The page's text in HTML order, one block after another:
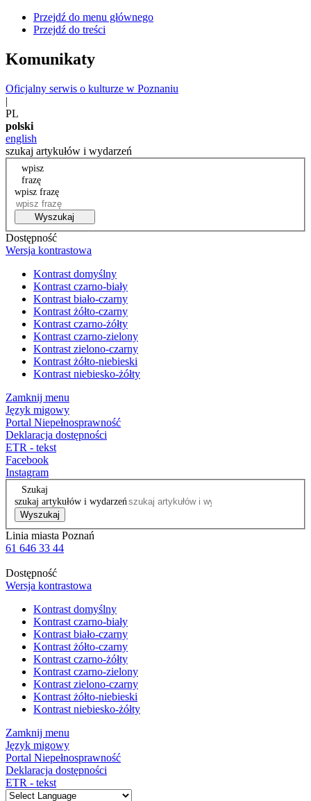
Przejdź do menu głównego
Przejdź do treści
Komunikaty
Oficjalny serwis o kulturze w Poznaniu
|
PL
polski
english
szukaj artykułów i wydarzeń
wpisz
frazę
wpisz frazę
Wyszukaj
Dostępność
Wersja kontrastowa
Kontrast domyślny
Kontrast czarno-biały
Kontrast biało-czarny
Kontrast żółto-czarny
Kontrast czarno-żółty
Kontrast czarno-zielony
Kontrast zielono-czarny
Kontrast żółto-niebieski
Kontrast niebiesko-żółty
Zamknij menu
Język migowy
Portal Niepełnosprawność
Deklaracja dostępności
ETR - tekst
Facebook
Instagram
Szukaj
szukaj artykułów i wydarzeń
Wyszukaj
Linia miasta Poznań
61 646 33 44
Dostępność
Wersja kontrastowa
Kontrast domyślny
Kontrast czarno-biały
Kontrast biało-czarny
Kontrast żółto-czarny
Kontrast czarno-żółty
Kontrast czarno-zielony
Kontrast zielono-czarny
Kontrast żółto-niebieski
Kontrast niebiesko-żółty
Zamknij menu
Język migowy
Portal Niepełnosprawność
Deklaracja dostępności
ETR - tekst